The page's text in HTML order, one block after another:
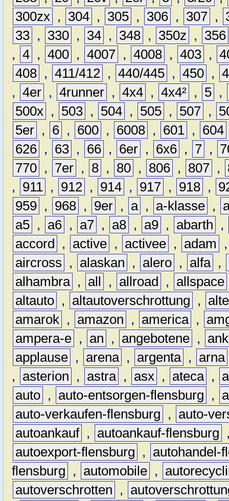
300zx , 304 , 305 , 306 , 307 ,
33 , 330 , 34 , 348 , 350z ,
356
, 4 , 400 , 4007 , 4008 , 403 ,
408 , 411/412 , 440/445 , 450 ,
, 4er , 4runner , 4x4 , 4x4² , 5 ,
500x , 503 , 504 , 505 , 507 ,
5er , 6 , 600 , 6008 , 601 , 604
626 , 63 , 66 , 6er , 6x6 , 7 ,
770 , 7er , 8 , 80 , 806 , 807 ,
,
911 , 912 , 914 , 917 , 918 ,
959 , 968 , 9er , a , a-klasse ,
a5 , a6 , a7 , a8 , a9 , abarth
,
accord
, active , activee , adam
aircross
, alaskan , alero , alfa ,
alhambra , all , allroad , allspace
altauto , altautoverschrottung ,
amarok , amazon , america ,
ampera-e , an , angebotene ,
applause , arena , argenta , arna
,
asterion , astra , asx , ateca ,
auto , auto-entsorgen-flensburg ,
auto-verkaufen-flensburg
,
auto-
autoankauf , autoankauf-flensburg
autoexport-flensburg
,
autohandel-
flensburg
, automobile ,
autoverschrotten
,